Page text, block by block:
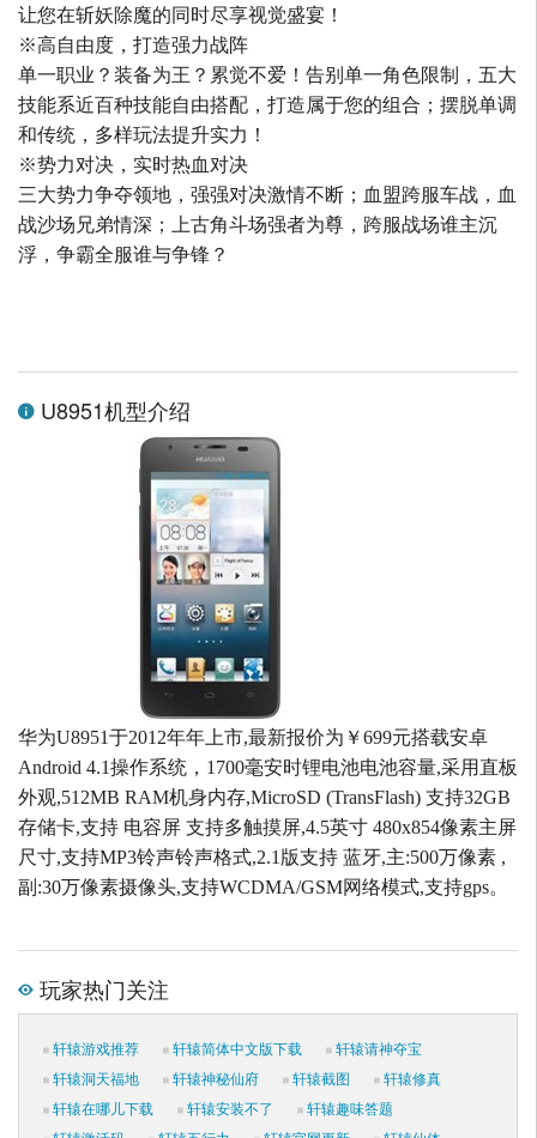
让您在斩妖除魔的同时尽享视觉盛宴！
※高自由度，打造强力战阵
单一职业？装备为王？累觉不爱！告别单一角色限制，五大
技能系近百种技能自由搭配，打造属于您的组合；摆脱单调
和传统，多样玩法提升实力！
※势力对决，实时热血对决
三大势力争夺领地，强强对决激情不断；血盟跨服车战，血
战沙场兄弟情深；上古角斗场强者为尊，跨服战场谁主沉
浮，争霸全服谁与争锋？
U8951机型介绍
华为U8951于2012年年上市,最新报价为￥699元搭载安卓
Android 4.1操作系统，1700毫安时锂电池电池容量,采用直板
外观,512MB RAM机身内存,MicroSD (TransFlash) 支持32GB
存储卡,支持 电容屏 支持多触摸屏,4.5英寸 480x854像素主屏
尺寸,支持MP3铃声铃声格式,2.1版支持 蓝牙,主:500万像素 ,
副:30万像素摄像头,支持WCDMA/GSM网络模式,支持gps。
玩家热门关注
轩辕游戏推荐 轩辕简体中文版下载
轩辕请神夺宝
轩辕洞天福地
轩辕神秘仙府 轩辕截图
轩辕修真
轩辕在哪儿下载
轩辕安装不了
轩辕趣味答题